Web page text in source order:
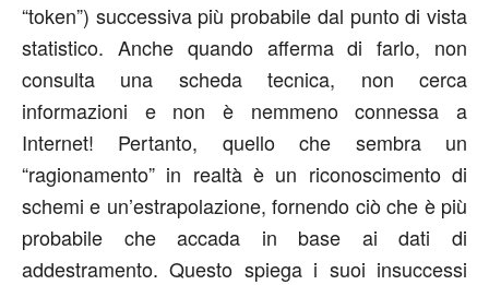
“token”) successiva più probabile dal punto di vista
statistico. Anche quando afferma di farlo, non
consulta una scheda tecnica, non cerca
informazioni e non è nemmeno connessa a
Internet! Pertanto, quello che sembra un
“ragionamento” in realtà è un riconoscimento di
schemi e un’estrapolazione, fornendo ciò che è più
probabile che accada in base ai dati di
addestramento. Questo spiega i suoi insuccessi